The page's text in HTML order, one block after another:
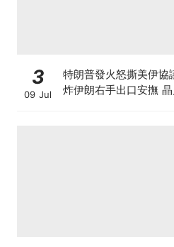
3
09 Jul
特朗普發火怒撕美伊協
炸伊朗右手出口安撫 晶